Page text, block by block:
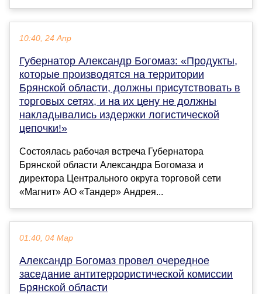
10:40, 24 Апр
Губернатор Александр Богомаз: «Продукты,
которые производятся на территории
Брянской области, должны присутствовать в
торговых сетях, и на их цену не должны
накладывались издержки логистической
цепочки!»
Состоялась рабочая встреча Губернатора
Брянской области Александра Богомаза и
директора Центрального округа торговой сети
«Магнит» АО «Тандер» Андрея...
01:40, 04 Мар
Александр Богомаз провел очередное
заседание антитеррористической комиссии
Брянской области